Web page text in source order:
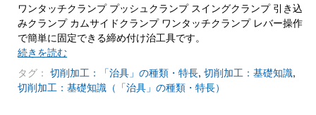
ワンタッチクランプ プッシュクランプ スイングクランプ 引き込
みクランプ カムサイドクランプ ワンタッチクランプ レバー操作
で簡単に固定できる締め付け治工具です。
続きを読む
タグ： 切削加工：「治具」の種類・特長, 切削加工：基礎知識,
切削加工：基礎知識（「治具」の種類・特長）